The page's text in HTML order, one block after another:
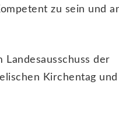
zu sein und
der
Kirchentag